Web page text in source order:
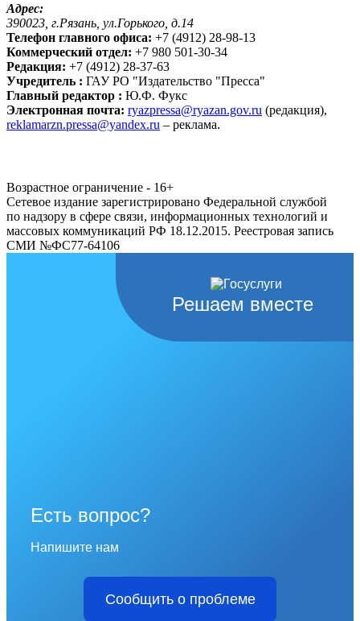
Адрес:
390023, г.Рязань, ул.Горького, д.14
Телефон главного офиса: +7 (4912) 28-98-13
Коммерческий отдел: +7 980 501-30-34
Редакция: +7 (4912) 28-37-63
Учредитель : ГАУ РО "Издательство "Пресса"
Главный редактор : Ю.Ф. Фукс
Электронная почта: ryazpressa@ryazan.gov.ru (редакция),
reklamarzn.pressa@yandex.ru – реклама.
Возрастное ограничение - 16+
Сетевое издание зарегистрировано Федеральной службой
по надзору в сфере связи, информационных технологий и
массовых коммуникаций РФ 18.12.2015. Реестровая запись
СМИ №ФС77-64106
Решаем вместе
Есть вопрос?
Напишите нам
Сообщить о проблеме